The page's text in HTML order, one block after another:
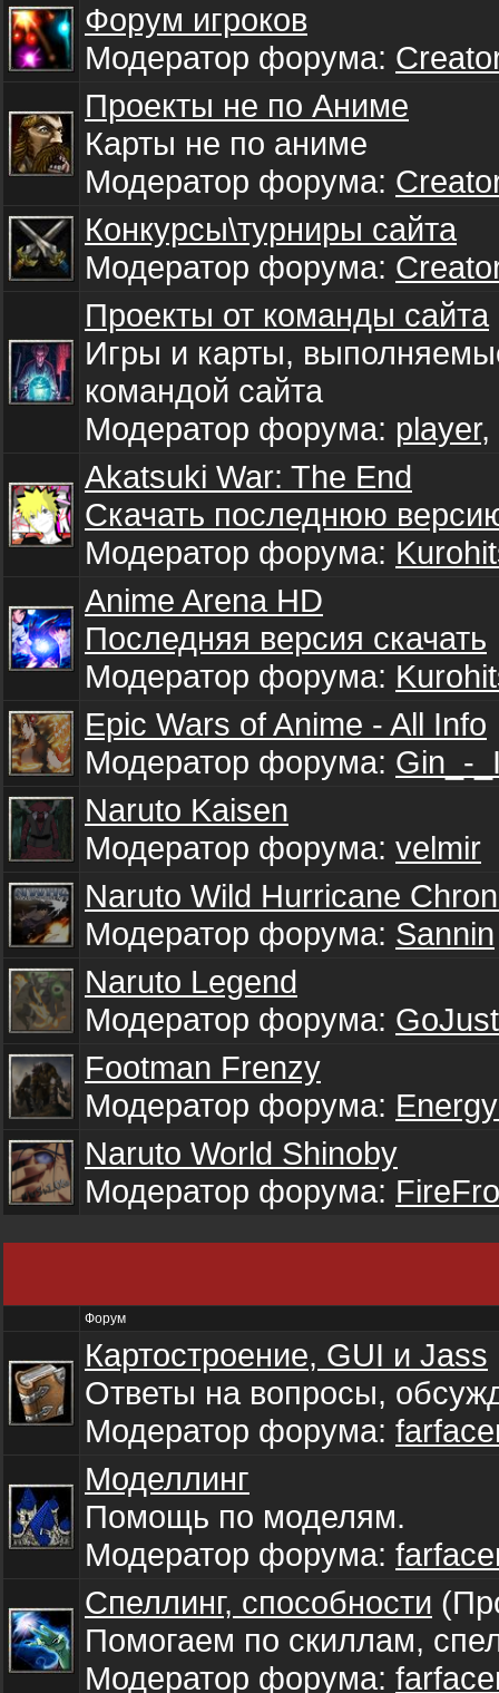
Форум игроков
Модератор форума:
Проекты не по Аниме
Карты не по аниме
Модератор форума:
Конкурсы\турниры сайта
Модератор форума:
Проекты от команды сайта
Игры и карты,
командой сайта
Модератор форума: player,
Akatsuki War: The End
Скачать последнюю
Модератор форума:
Anime Arena HD
Последняя версия скачать
Модератор форума:
Epic Wars of Anime - All Info
Модератор форума: Gin_-
Naruto Kaisen
Модератор форума: velmir
Naruto Wild Hurricane
Модератор форума: Sannin
Naruto Legend
Модератор форума:
Footman Frenzy
Модератор форума:
Naruto World Shinoby
Модератор форума:
Форум
Картостроение, GUI и Jass
Ответы на вопросы,
Модератор форума:
Моделлинг
Помощь по моделям.
Модератор форума:
Спеллинг, способности
Помогаем по скиллам,
Модератор форума: